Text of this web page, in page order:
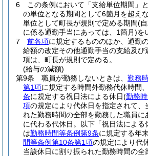
6
この条例において「支給単位期間」
の単位となる期間として6箇月を超え
単位として町長が規則で定める期間(
に係る通勤手当にあっては、1箇月)を
7
前各項に規定するもののほか、通勤
給額の改定その他通勤手当の支給及び
項は、町長が規則で定める。
(給与の減額)
第9条
職員が勤務しないときは、 勤務
第1項に規定する時間外勤務代休時間、
条に規定する祝日法による休日(勤務
項の規定により代休日を指定されて、
れた勤務時間の全部を勤務した職員に
に代わる代休日。以下「祝日法による
は勤務時間等条例第9条に規定する年
間等条例第10条第1項の規定により代
当該休日に割り振られた勤務時間の全